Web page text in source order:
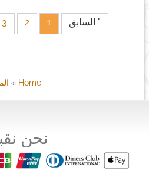
" السابق 1
2
3
Home
»
نحن